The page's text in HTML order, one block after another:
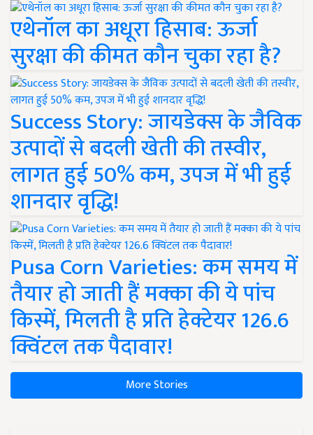
एथेनॉल का अधूरा हिसाब: ऊर्जा
सुरक्षा की कीमत कौन चुका रहा है?
Success Story: जायडेक्स के जैविक
उत्पादों से बदली खेती की तस्वीर,
लागत हुई 50% कम, उपज में भी हुई
शानदार वृद्धि!
Pusa Corn Varieties: कम समय में
तैयार हो जाती हैं मक्का की ये पांच
किस्में, मिलती है प्रति हेक्टेयर 126.6
क्विंटल तक पैदावार!
More Stories